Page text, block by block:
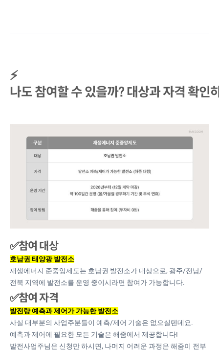
⚡
나도 참여할 수 있을까? 대상과 자격 확인
✅참여 대상
호남권 태양광 발전소
재생에너지 준중앙제도는 호남권 발전소가 대상으로, 광주/전남/
전북 지역에 발전소를 운영 중이시라면 참여가 가능합니다.
✅참여 자격
발전량 예측과 제어가 가능한 발전소
사실 대부분의 사업주분들이 예측/제어 기술은 없으실텐데요.
예측과 제어에 필요한 모든 기술은 해줌에서 제공합니다!
발전사업주님은 신청만 하시면, 나머지 어려운 과정은 해줌이 전부